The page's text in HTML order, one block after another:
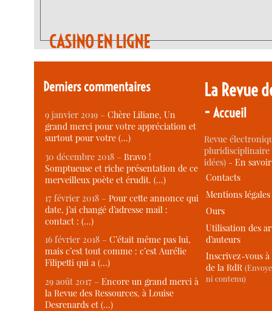
CASINO EN LIGNE
divertissant et je pense que je reviendrai à l’avenir pour
Derniers commentaires
9 janvier 2019 –Chère Liliane, Un
grand merci pour votre appréciation et
surtout pour votre (…)
30 décembre 2018 –Bravo !
Somptueuse et riche présentation de ce
merveilleux poète et érudit. (…)
17 février 2018 –Pour cette annonce qui
date, j’ai changé d’adresse mail :
contact : (…)
16 février 2018 –C’était même pas lui,
mais c’est tout comme : c’est Aurélie
Filipetti qui a (…)
29 août 2017 –Encore un grand merci à
la Revue des Ressources, à Louise
Desrenards et (…)
La Revue
-Accueil
Revue
idées) -En
Contacts
Mentions légales
Ours
Utilisation des
d’auteurs
Inscrivez-vous
de la RdR
ni contenu)